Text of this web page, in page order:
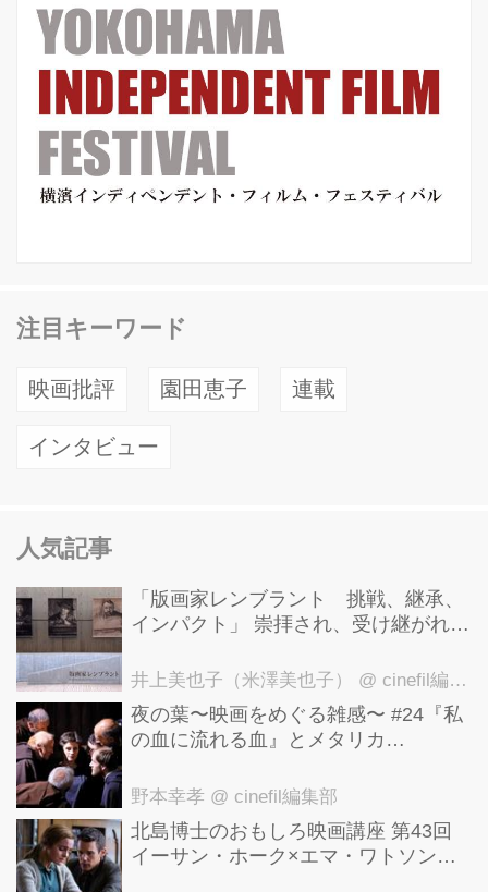
注目キーワード
映画批評 園田恵子 連載
インタビュー
人気記事
「版画家レンブラント 挑戦、継承、
インパクト」 崇拝され、受け継がれ、
洋美術館にて9月23日まで開催中！
井上美也子（米澤美也子） @ cinefil編集部
夜の葉〜映画をめぐる雑感〜 #24『私
の血に流れる血』とメタリカ
野本幸孝 @ cinefil編集部
北島博士のおもしろ映画講座 第43回
イーサン・ホーク×エマ・ワトソン。